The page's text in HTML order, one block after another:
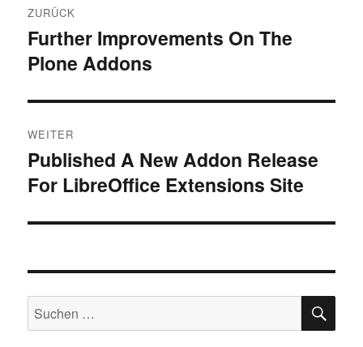
ZURÜCK
Vorheriger
Beitrag:
Further Improvements On The
Plone Addons
WEITER
Nächster
Beitrag:
Published A New Addon Release
For LibreOffice Extensions Site
Suchen
nach: